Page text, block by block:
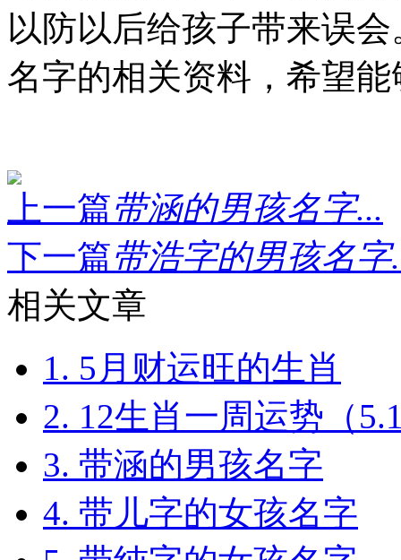
以防以后给孩子带来误
名字的相关资料，希望
上一篇带涵的男孩名字...
下一篇带浩字的男孩名字
相关文章
1. 5月财运旺的生肖
2. 12生肖一周运势（
3. 带涵的男孩名字
4. 带儿字的女孩名字